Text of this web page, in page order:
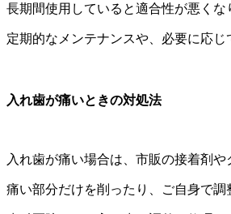
長期間使用していると適合性が悪くな
定期的なメンテナンスや、 必要に応じ
入れ歯が痛いときの対処法
入れ歯が痛い場合は、 市販の接着剤や
痛い部分だけを削ったり、ご自身で調